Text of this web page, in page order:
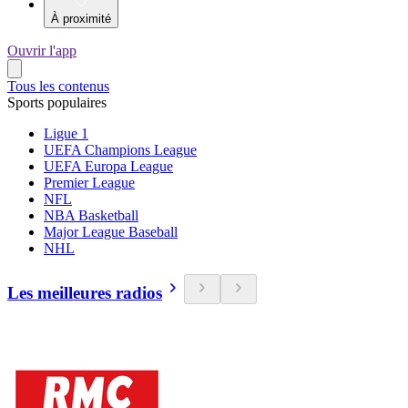
À proximité
Ouvrir l'app
Tous les contenus
Sports populaires
Ligue 1
UEFA Champions League
UEFA Europa League
Premier League
NFL
NBA Basketball
Major League Baseball
NHL
Les meilleures radios